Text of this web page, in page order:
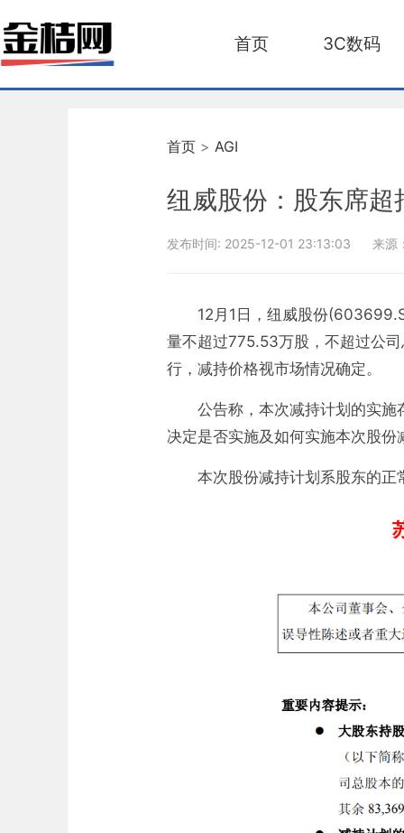
首页 3C数码
首页 > AGI
纽威股份：股东席
发布时间: 2025-12-01 23:13:03 来源
12月1日，纽威股份
量不超过775.53万股，不超过公
行，减持价格视市场情况确定。
公告称，本次减持计划的实
决定是否实施及如何实施本次股
本次股份减持计划系股东的